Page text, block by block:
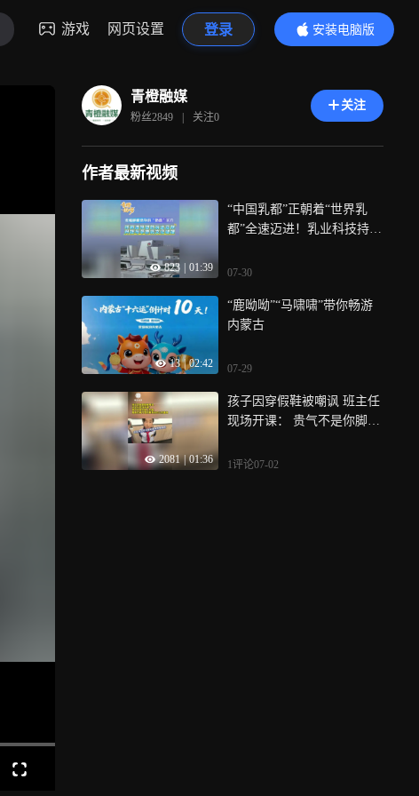
游戏 网页设置 登录
安装电脑版
内容更精彩
青橙融媒
粉丝2849 | 关注0
关注
作者最新视频
823 01:39
“中国乳都”正朝着“世界乳
都”全速迈进！乳业科技持续
草原风光与乳业文旅双向出
一杯奶的全产业链，当传统
奶文化碰撞现代乳产业，这
07-30
13 | 02:42
“鹿呦呦”“马啸啸”带你畅游
内蒙古
07-29
2081 | 01:36
孩子因穿假鞋被嘲讽 班主任
现场开课： 贵气不是你脚上
内心的善良
1评论07-02